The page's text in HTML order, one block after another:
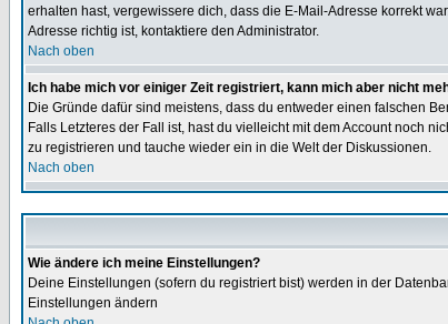
erhalten hast, vergewissere dich, dass die E-Mail-Adresse korrekt
Adresse richtig ist, kontaktiere den Administrator.
Nach oben
Ich habe mich vor einiger Zeit registriert, kann mich aber nicht
Die Gründe dafür sind meistens, dass du entweder einen falschen
Falls Letzteres der Fall ist, hast du vielleicht mit dem Account noch
zu registrieren und tauche wieder ein in die Welt der Diskussionen.
Nach oben
Wie ändere ich meine Einstellungen?
Deine Einstellungen (sofern du registriert bist) werden in der
Einstellungen ändern